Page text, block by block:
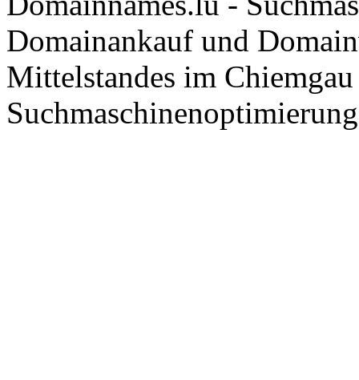
Domainankauf und
Mittelstandes im
Suchmaschinenoptimierung